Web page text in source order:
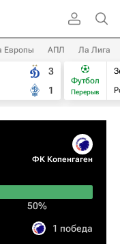
Европы АПЛ Ла Лига
3
1
Футбол
Перерыв
ФК Копенгаген
50%
1 победа